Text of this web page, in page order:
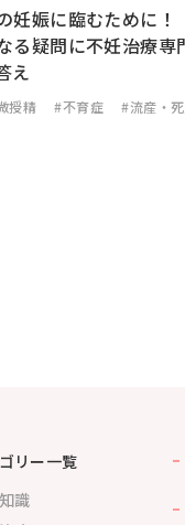
妊娠に臨むために！
る疑問に不妊治療専
え
授精 #不育症 #流産・
リー一覧
識